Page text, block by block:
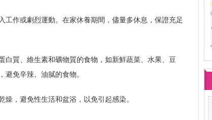
工作或劇烈運動。在家休養期間，儘量多休息，保證充足
白質、維生素和礦物質的食物，如新鮮蔬菜、水果、豆
避免辛辣、油膩的食物。
，避免性生活和盆浴，以免引起感染。